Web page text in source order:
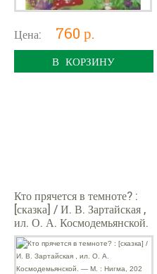
Цена: 760 р.
В КОРЗИНУ
Кто прячется в темноте? :
[сказка] / И. В. Зартайская ,
ил. О. А. Космодемьянской.
— М. : Нигма, 202